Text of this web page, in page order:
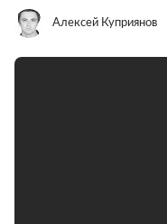
Алексей Куприянов